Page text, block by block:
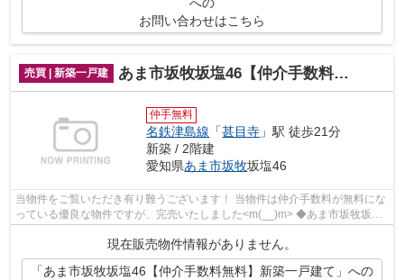
への
お問い合わせはこちら
売買 | 新築一戸建 あま市坂牧坂塩46【仲介手数料無料】新築一戸建て
仲手無料
名鉄津島線 「甚目寺 」駅 徒歩21分
新築 / 2階建
愛知県あま市坂牧坂塩46
当物件をご覧いただき有り難うございます！ 当物件は仲介手数料が無料にな
っている優良な物件ですが、完売いたしました<m(__)m> ◆あま市坂牧坂塩
現在販売物件情報がありません。
「あま市坂牧坂塩46【仲介手数料無料】新築一戸建て」への